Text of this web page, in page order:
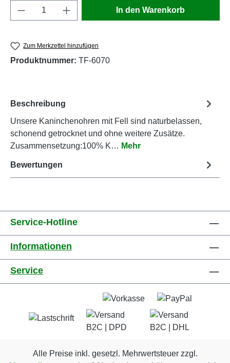
Produkt Anzahl: Gib den gewünschten
In den Warenkorb
Zum Merkzettel hinzufügen
Produktnummer: TF-6070
Beschreibung
Unsere Kaninchenohren mit Fell sind naturbelassen,
schonend getrocknet und ohne weitere Zusätze.
Zusammensetzung:100% K… Mehr
Bewertungen
Service-Hotline
Informationen
Service
Alle Preise inkl. gesetzl. Mehrwertsteuer zzgl.